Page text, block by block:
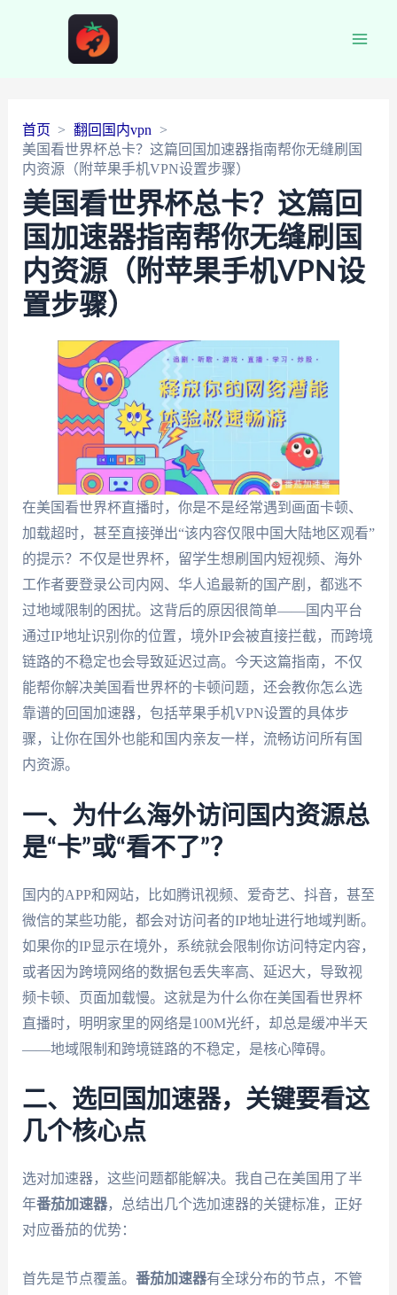
首页
翻回国内vpn
美国看世界杯总卡？这篇回国加速器指南帮你无缝刷国
内资源（附苹果手机VPN设置步骤）
美国看世界杯总卡？这篇回
国加速器指南帮你无缝刷国
内资源（附苹果手机VPN设
置步骤）
在美国看世界杯直播时，你是不是经常遇到画面卡顿、
加载超时，甚至直接弹出“该内容仅限中国大陆地区观看”
的提示？不仅是世界杯，留学生想刷国内短视频、海外
工作者要登录公司内网、华人追最新的国产剧，都逃不
过地域限制的困扰。这背后的原因很简单——国内平台
通过IP地址识别你的位置，境外IP会被直接拦截，而跨境
链路的不稳定也会导致延迟过高。今天这篇指南，不仅
能帮你解决美国看世界杯的卡顿问题，还会教你怎么选
靠谱的回国加速器，包括苹果手机VPN设置的具体步
骤，让你在国外也能和国内亲友一样，流畅访问所有国
内资源。
一、为什么海外访问国内资源总
是“卡”或“看不了”？
国内的APP和网站，比如腾讯视频、爱奇艺、抖音，甚至
微信的某些功能，都会对访问者的IP地址进行地域判断。
如果你的IP显示在境外，系统就会限制你访问特定内容，
或者因为跨境网络的数据包丢失率高、延迟大，导致视
频卡顿、页面加载慢。这就是为什么你在美国看世界杯
直播时，明明家里的网络是100M光纤，却总是缓冲半天
——地域限制和跨境链路的不稳定，是核心障碍。
二、选回国加速器，关键要看这
几个核心点
选对加速器，这些问题都能解决。我自己在美国用了半
年番茄加速器，总结出几个选加速器的关键标准，正好
对应番茄的优势：
首先是节点覆盖。 番茄加速器有全球分布的节点，不管